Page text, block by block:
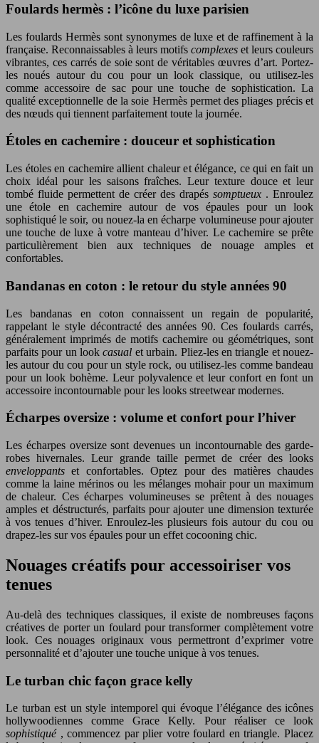
Foulards hermès : l’icône du luxe parisien
Les foulards Hermès sont synonymes de luxe et de raffinement à la
française. Reconnaissables à leurs motifs complexes et leurs couleurs
vibrantes, ces carrés de soie sont de véritables œuvres d’art. Portez-
les noués autour du cou pour un look classique, ou utilisez-les
comme accessoire de sac pour une touche de sophistication. La
qualité exceptionnelle de la soie Hermès permet des pliages précis et
des nœuds qui tiennent parfaitement toute la journée.
Étoles en cachemire : douceur et sophistication
Les étoles en cachemire allient chaleur et élégance, ce qui en fait un
choix idéal pour les saisons fraîches. Leur texture douce et leur
tombé fluide permettent de créer des drapés somptueux . Enroulez
une étole en cachemire autour de vos épaules pour un look
sophistiqué le soir, ou nouez-la en écharpe volumineuse pour ajouter
une touche de luxe à votre manteau d’hiver. Le cachemire se prête
particulièrement bien aux techniques de nouage amples et
confortables.
Bandanas en coton : le retour du style années 90
Les bandanas en coton connaissent un regain de popularité,
rappelant le style décontracté des années 90. Ces foulards carrés,
généralement imprimés de motifs cachemire ou géométriques, sont
parfaits pour un lookcasual et urbain. Pliez-les en triangle et nouez-
les autour du cou pour un style rock, ou utilisez-les comme bandeau
pour un look bohème. Leur polyvalence et leur confort en font un
accessoire incontournable pour les looks streetwear modernes.
Écharpes oversize : volume et confort pour l’hiver
Les écharpes oversize sont devenues un incontournable des garde-
robes hivernales. Leur grande taille permet de créer des looks
enveloppantset confortables. Optez pour des matières chaudes
comme la laine mérinos ou les mélanges mohair pour un maximum
de chaleur. Ces écharpes volumineuses se prêtent à des nouages
amples et déstructurés, parfaits pour ajouter une dimension texturée
à vos tenues d’hiver. Enroulez-les plusieurs fois autour du cou ou
drapez-les sur vos épaules pour un effet cocooning chic.
Nouages créatifs pour accessoiriser vos
tenues
Au-delà des techniques classiques, il existe de nombreuses façons
créatives de porter un foulard pour transformer complètement votre
look. Ces nouages originaux vous permettront d’exprimer votre
personnalité et d’ajouter une touche unique à vos tenues.
Le turban chic façon grace kelly
Le turban est un style intemporel qui évoque l’élégance des icônes
hollywoodiennes comme Grace Kelly. Pour réaliser ce look
sophistiqué , commencez par plier votre foulard en triangle. Placez